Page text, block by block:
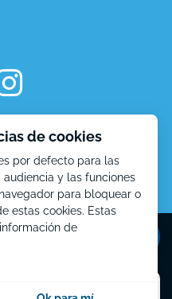
du site – ES
de cookies
por defecto para las
y las funciones
para bloquear o
estas cookies. Estas
de